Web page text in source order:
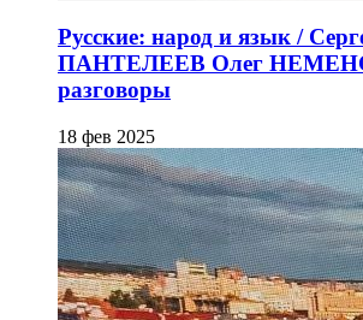
Русские: народ и язык /
ПАНТЕЛЕЕВ Олег
разговоры
18 фев 2025